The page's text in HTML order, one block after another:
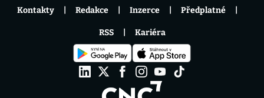
Kontakty Redakce Inzerce Předplatné
RSS Kariéra